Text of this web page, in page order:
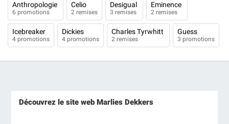
Anthropologie
6 promotions
Celio
2 remises
Desigual
3 remises
Eminence
2 remises
Icebreaker
4 promotions
Dickies
4 promotions
Charles Tyrwhitt
2 remises
Guess
3 promotions
Découvrez le site web Marlies Dekkers